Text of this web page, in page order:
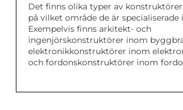
Det finns olika typer av
på vilket område de är specialiserade
Exempelvis finns arkitekt- och
ingenjörskonstruktörer inom
elektronikkonstruktörer inom
och fordonskonstruktörer inom